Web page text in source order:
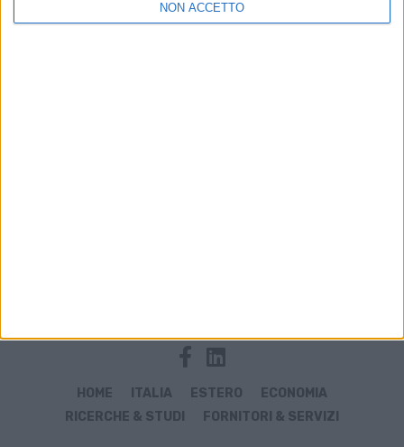
NON ACCETTO
HOME ITALIA ESTERO
ECONOMIA
RICERCHE & STUDI
FORNITORI & SERVIZI